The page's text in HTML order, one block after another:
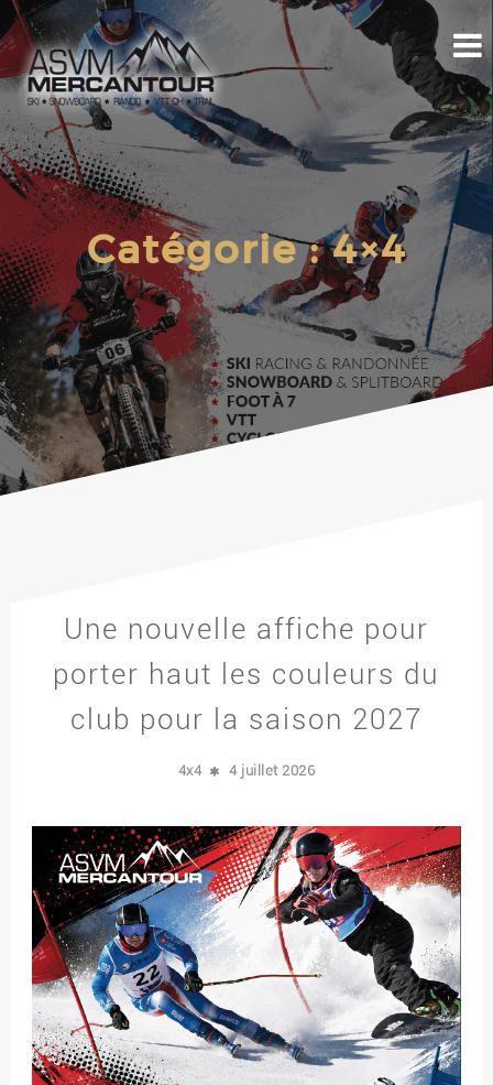
Catégorie :4×4
Une nouvelle affiche pour
porter haut les couleurs du
club pour la saison 2027
4x4 4 juillet 2026